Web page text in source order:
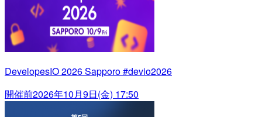
DevelopesIO 2026 Sapporo #devio2026
開催前2026年10月9日(金) 17:50